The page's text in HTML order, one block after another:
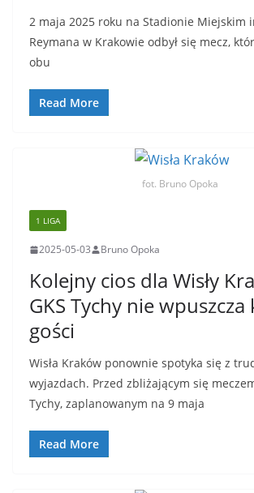
2 maja 2025 roku na Stadionie Miejskim
Reymana w Krakowie odbył się mecz,
obu
Read More
fot. Bruno Opoka
1 LIGA
2025-05-03 Bruno Opoka
Kolejny cios dla Wisły
GKS Tychy nie
gości
Wisła Kraków ponownie spotyka się z
wyjazdach. Przed zbliżającym się
Tychy, zaplanowanym na 9 maja
Read More